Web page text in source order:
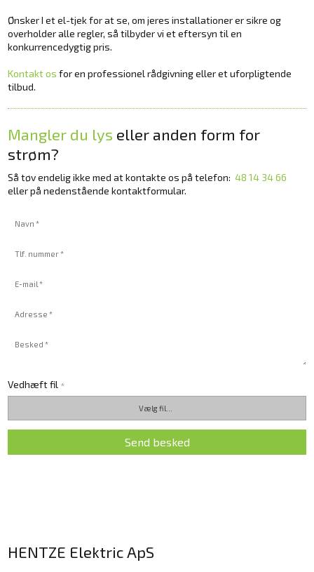
Ønsker I et el-tjek for at se, om jeres installationer er sikre og
overholder alle regler, så tilbyder vi et eftersyn til en
konkurrencedygtig pris.
Kontakt os for en professionel rådgivning eller et uforpligtende
tilbud.
Mangler du lys eller anden form for
strøm?​
Så tøv endelig ikke med at kontakte os​ på telefon: 48 14 34 66
eller på nedenstående kontaktformular.
Vedhæft fil *
HENTZE Elektric ApS